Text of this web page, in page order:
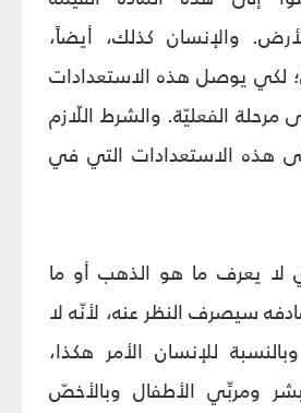
والإنسان كذلك، أيضاً،
لكي يوصل هذه الاستعدادات
مرحلة الفعليّة. والشرط اللّازم
هذه الاستعدادات التي في
لا يعرف ما هو الذهب أو ما
سيصرف النظر عنه، لأنّه لا
للإنسان الأمر هكذا،
ومربِّي الأطفال وبالأخصّ